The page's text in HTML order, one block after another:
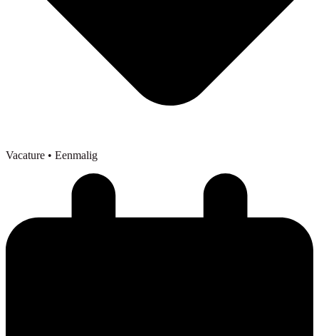
Vacature • Eenmalig